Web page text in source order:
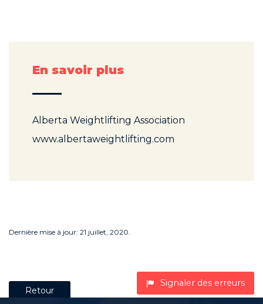
En savoir plus
Alberta Weightlifting Association
www.albertaweightlifting.com
Dernière mise à jour: 21 juillet, 2020.
Retour
Signaler des erreurs